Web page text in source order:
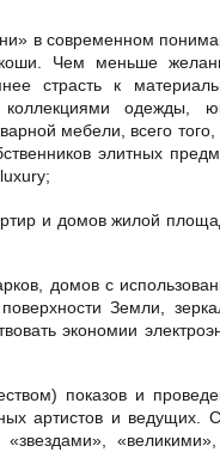
в современном
Чем меньше
страсть к
одежды,
мебели, всего того,
элитных
и домов жилой
домов с
Земли,
экономии
показов и
артистов и ведущих.